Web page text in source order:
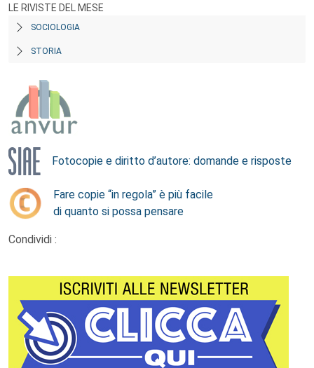
LE RIVISTE DEL MESE
SOCIOLOGIA
STORIA
Fotocopie e diritto d’autore: domande e risposte
Fare copie “in regola” è più facile
di quanto si possa pensare
Condividi :